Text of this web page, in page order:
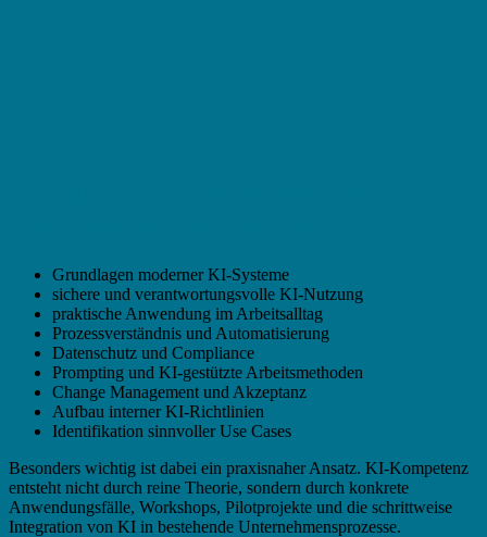
Grundlagen moderner KI-Systeme
sichere und verantwortungsvolle KI-Nutzung
praktische Anwendung im Arbeitsalltag
Prozessverständnis und Automatisierung
Datenschutz und Compliance
Prompting und KI-gestützte Arbeitsmethoden
Change Management und Akzeptanz
Aufbau interner KI-Richtlinien
Identifikation sinnvoller Use Cases
Besonders wichtig ist dabei ein praxisnaher Ansatz. KI-Kompetenz
entsteht nicht durch reine Theorie, sondern durch konkrete
Anwendungsfälle, Workshops, Pilotprojekte und die schrittweise
Integration von KI in bestehende Unternehmensprozesse.